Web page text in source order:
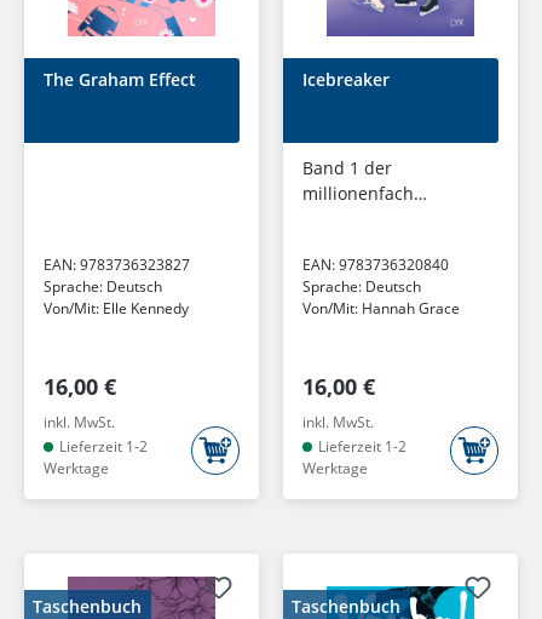
The Graham Effect
EAN:9783736323827
Sprache: Deutsch
Von/Mit: Elle Kennedy
16,00 €
inkl. MwSt.
Lieferzeit 1-2
Werktage
Icebreaker
Band 1 der
millionenfach
EAN:9783736320840
Sprache: Deutsch
Von/Mit: Hannah Grace
16,00 €
inkl. MwSt.
Lieferzeit 1-2
Werktage
Taschenbuch
Taschenbuch